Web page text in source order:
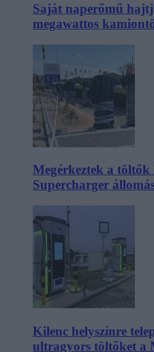
Saját naperőmű
megawattos
Megérkeztek a töltők
Supercharger
Kilenc helyszínre
ultragyors töltőket a